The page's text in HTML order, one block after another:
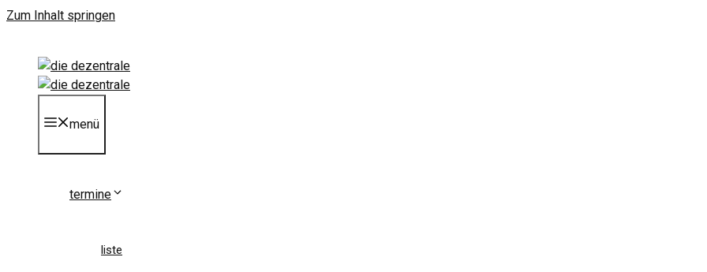
Zum Inhalt springen
menü
termine
liste